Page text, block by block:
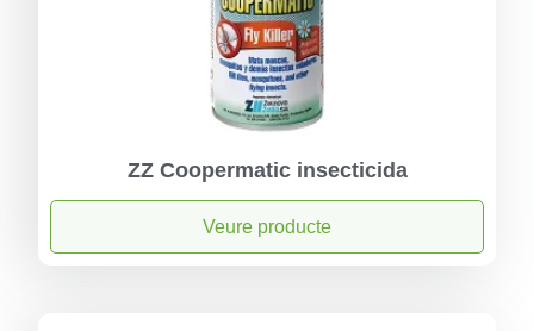
ZZ Coopermatic insecticida
Veure producte